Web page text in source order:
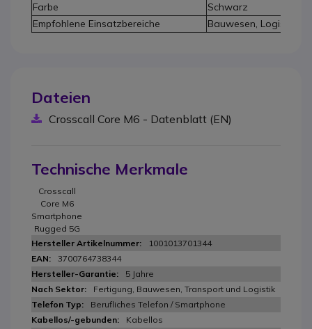
Farbe
Schwarz
Empfohlene Einsatzbereiche
Bauwesen, Logistik,
Dateien
Crosscall Core M6 - Datenblatt (EN)
Technische Merkmale
Crosscall
Core M6
Smartphone
Rugged 5G
1001013701344
3700764738344
5 Jahre
Fertigung, Bauwesen, Transport und Logistik
Berufliches Telefon / Smartphone
Kabellos